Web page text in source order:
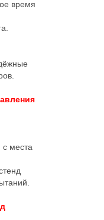
время
места